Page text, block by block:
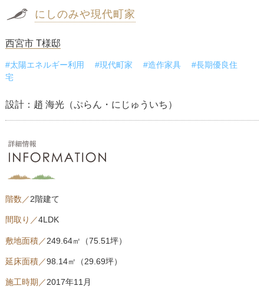
にしのみや現代町家
西宮市 T様邸
#太陽エネルギー利用 #現代町家 #造作家具
#長期優良住
宅
設計：趙 海光（ぷらん・にじゅういち）
階数／2階建て
間取り／4LDK
敷地面積／249.64㎡（75.51坪）
延床面積／98.14㎡（29.69坪）
施工時期／2017年11月